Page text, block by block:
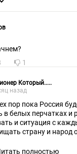
1
Который.....
назад
пор пока Россия
в белых перчатках и
и ситуация с
страну и народ
тот по сути становится соучастником преступлений укро-
полностью